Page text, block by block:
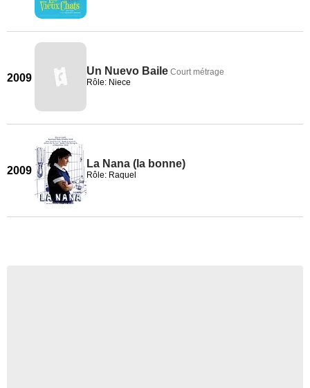
2009
Un Nuevo Baile Court métrage
Rôle: Niece
2009
La Nana (la bonne)
Rôle: Raquel